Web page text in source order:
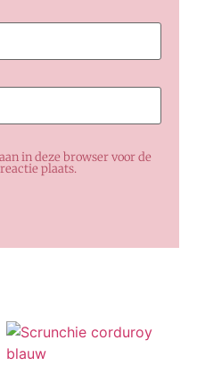
in deze browser voor de
plaats.